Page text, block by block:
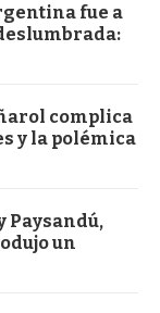
fue a
complica
y la polémica
Paysandú,
un